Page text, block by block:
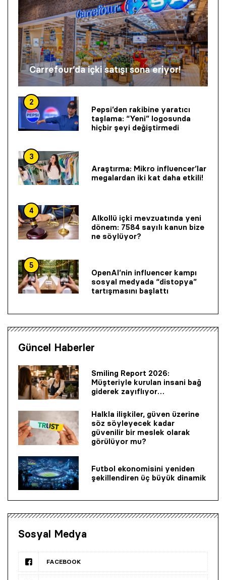
Carrefour’da içki satışı sona eriyor!
2
Pepsi’den rakibine yaratıcı
taşlama: “Yeni” logosunda
hiçbir şeyi değiştirmedi
3
Araştırma: Mikro influencer’lar
megalardan iki kat daha etkili!
4
Alkollü içki mevzuatında yeni
dönem: 7584 sayılı kanun bize
ne söylüyor?
5
OpenAI’nin influencer kampı
sosyal medyada “distopya”
tartışmasını başlattı
Güncel Haberler
Smiling Report 2026:
Müşteriyle kurulan insani bağ
giderek zayıflıyor…
Halkla ilişkiler, güven üzerine
söz söyleyecek kadar
güvenilir bir mes­lek olarak
görülüyor mu?
Futbol ekonomisini yeniden
şekillendiren üç büyük dinamik
Sosyal Medya
FACEBOOK